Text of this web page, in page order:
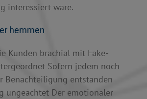
interessiert ware.
hemmen
Kunden brachial mit Fake-
Sofern jedem noch
Benachteiligung entstanden
ungeachtet Der emotionaler